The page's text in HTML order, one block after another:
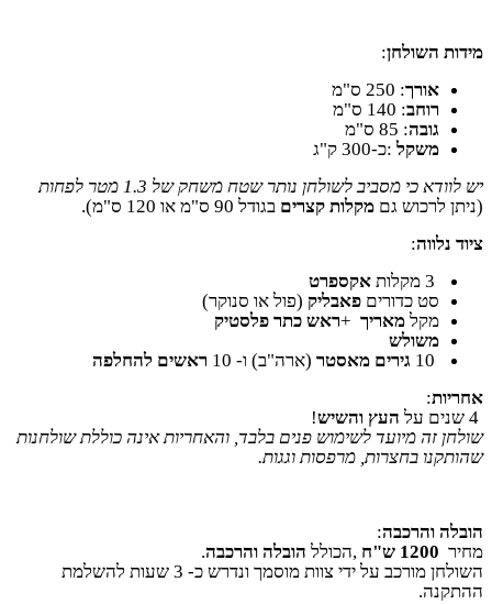
מידות השולחן:
אורך250 : ס"מ
רוחב140 : ס"מ
גובה85 : ס"מ
משקל :כ-300 ק"ג
יש לוודא כי מסביב לשולחן נותר שטח משחק של 1.3 מטר לפחות
(ניתן לרכוש גם מקלות קצרים בגודל 90 ס"מ או 120 ס"מ
.(
ציוד נלווה:
3 מקלות אקספרט
סט כדורים פאבליק )פול או סנוקר(
מקל מאריך +ראש כתר פלסטיק
משולש
10 גירים מאסטר (ארה"ב) ו- 10
ראשים להחלפה
אחריות:
4 שנים על העץ והשיש!
שולחן זה מיועד לשימוש פנים בלבד, והאחריות אינה כוללת שולחנות
שהותקנו בחצרות, מרפסות וגגות.
הובלה והרכבה:
מחיר 1200 ש"ח ,הכולל הובלה והרכבה.
השולחן מורכב על ידי צוות מוסמך ונדרש כ- 3 שעות להשלמת
ההתקנה.